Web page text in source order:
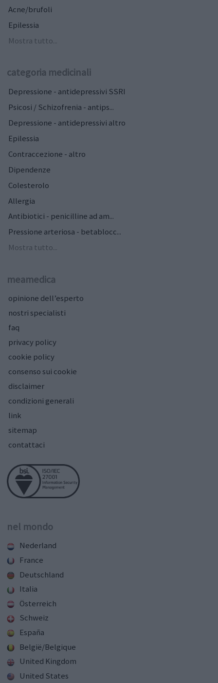
Acne/brufoli
Epilessia
Mostra tutto...
categoria medicinali
Depressione - antidepressivi SSRI
Psicosi / Schizofrenia - antips...
Depressione - antidepressivi altro
Epilessia
Contraccezione - altro
Dipendenze
Colesterolo
Allergia
Antibiotici - penicilline ad am...
Pressione arteriosa - betablocc...
Mostra tutto...
meamedica
opinione dell’esperto
nostri specialisti
faq
privacy policy
cookie policy
consenso sui cookie
disclaimer
condizioni generali
link
sitemap
contattaci
nel mondo
Nederland
France
Deutschland
Italia
Österreich
Schweiz
España
België/Belgique
United Kingdom
United States